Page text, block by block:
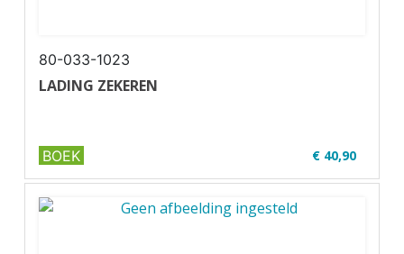
80-033-1023
LADING ZEKEREN
€ 40,90
✔ U03-1
BOEK